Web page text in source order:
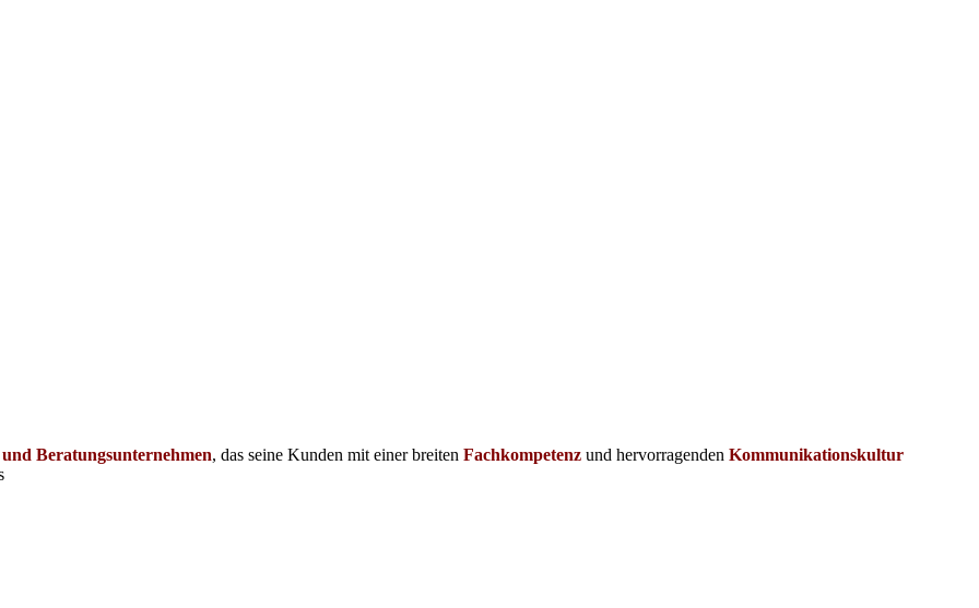
Beratungsunternehmen, das seine Kunden mit einer breiten Fachkompetenz und hervorragenden Kommunikationskultur